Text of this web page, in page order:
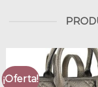
¡Oferta!